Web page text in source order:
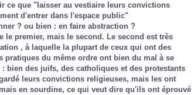
ce que "laisser au vestiaire leurs convictions
d'entrer dans l'espace public"
? ou bien : en faire abstraction ?
le premier, mais le second. Le second est très
, à laquelle la plupart de ceux qui ont des
pratiques du même ordre ont bien du mal à se
bien des juifs, des catholiques et des protestants
leurs convictions religieuses, mais les ont
en sourdine, ce qui veut dire qu'ils ont éprouvé